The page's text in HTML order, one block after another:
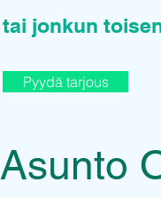
tai jonkun
Pyydä tarjous
Asunto